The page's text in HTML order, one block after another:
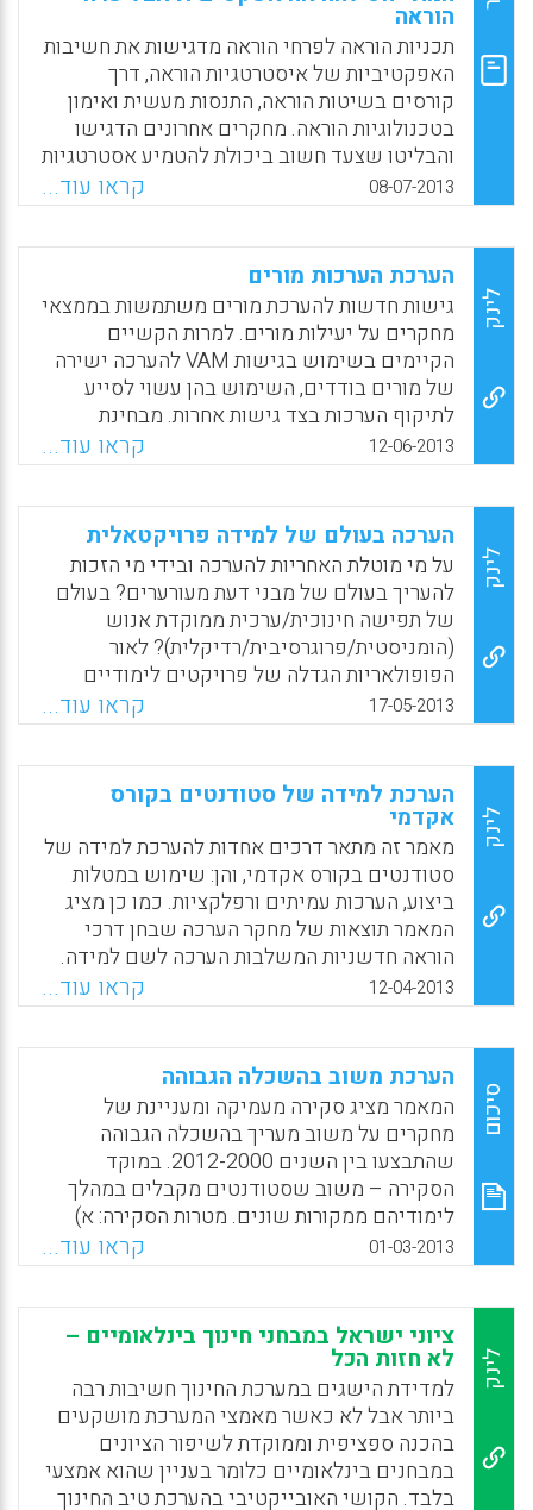
WhatsApp
Facebook
Email
X הוראה
תכניות הוראה לפרחי הוראה מדגישות את חשיבות
האפקטיביות של איסטרטגיות הוראה, דרך
קורסים בשיטות הוראה, התנסות מעשית ואימון
בטכנולוגיות הוראה. מחקרים אחרונים הדגישו
והבליטו שצעד חשוב ביכולת להטמיע אסטרטגיות
הוראה אפקטיביות היא היכולת לזהות את ההוראה
האפקטיבית הזאת במורים אחרים. המידה שפרחי
הוראה יכולים להפנים ולאמץ איסטרטגיות הוראה
לשימושם הפרטי הינה בעלת השפעת מפתח
להצלחתם העתידית בכיתה. מחקר זה מחפש
להבין את האפקטיביות של הטמעת הערכה
סטנדרטית המבוססת על וידאו בתכניות הכשרת
מורים לצורך הערכת יכולת של פרחי הוראה לזהות
התנסויות הוראה אפקטיביות. ( Wiens, Peter D.;
Hessberg, Kevin; LoCasale-Crouch,
Jennifer; DeCoster, Jamie ).
WhatsApp
Facebook
Email
X
08-07-2013 קראו עוד...
לינק
הערכת הערכות מורים
גישות חדשות להערכת מורים משתמשות בממצאי
מחקרים על יעילות מורים. למרות הקשיים
הקיימים בשימוש בגישות VAM להערכה ישירה
של מורים בודדים, השימוש בהן עשוי לסייע
לתיקוף הערכות בצד גישות אחרות. מבחינת
הנושא משתמע שראוי להימנע מה- VAM לצורך
קבלת החלטות עתירות סיכון ברמה אינדיווידואלית
ביחס למורים, בתי ספר או תלמידים. בה במידה
ניתן להצביע על כלי הערכה שנמצאו הן כמנבאים
תוצאות למידת תלמידים והן – למידת מורים כולל
תהליכי הערכה מבוססי סטנדרטים. שימוש
במאפיינים כנ"ל עשוי להפוך את תהליכי הערכת
המורים להיות חלק שימושי יותר בפיתוח הון
אנושי יעיל בהוראה, חלק הנותן מידע מדויק על
מורים, משוב מסייע והחלטות מבוססות ( Darling-
Hammond L ).
WhatsApp
Facebook
Email
X
12-06-2013 קראו עוד...
לינק
הערכה בעולם של למידה פרויקטאלית
על מי מוטלת האחריות להערכה ובידי מי הזכות
להעריך בעולם של מבני דעת מעורערים? בעולם
של תפישה חינוכית/ערכית ממוקדת אנוש
(הומניסטית/פרוגרסיבית/רדיקלית)? לאור
הפופולאריות הגדלה של פרויקטים לימודיים
שתוצרם מארז מופק בכלים טכנולוגיים (אתר,
בלוג, מאגר מידע, משחק למידה, סרטון אנימציה,
סרטון וידאו ועוד), צומחת לה הזדמנות ליישום
מודל הערכה חדש – מחקר שימושיות (Usability
Study). עיקר האתגר הוא בתכנון משימות
משמעותיות שירכזו לתוכן תוכן ואנרגיה בתמהיל
מעורר מספיק בכדי להניע את הלומד לרצות לעצב
ולהפיק אותן, או לפחות לבצע אותן ( חנן יניב) .
WhatsApp
Facebook
Email
X
17-05-2013 קראו עוד...
לינק
הערכת למידה של סטודנטים בקורס
אקדמי
מאמר זה מתאר דרכים אחדות להערכת למידה של
סטודנטים בקורס אקדמי, והן: שימוש במטלות
ביצוע, הערכות עמיתים ורפלקציות. כמו כן מציג
המאמר תוצאות של מחקר הערכה שבחן דרכי
הוראה חדשניות המשלבות הערכה לשם למידה.
המחקר מצא כי דרכי ההערכה בקורס מקדמות
להבנת הנלמד מהיבטים מגוונים (מיה
קאליר-מירב, ואילת ברעם-צברי, הטכניון) .
WhatsApp
Facebook
Email
X
12-04-2013 קראו עוד...
סיכום
הערכת משוב בהשכלה הגבוהה
המאמר מציג סקירה מעמיקה ומעניינת של
מחקרים על משוב מעריך בהשכלה הגבוהה
שהתבצעו בין השנים 2012-2000. במוקד
הסקירה – משוב שסטודנטים מקבלים במהלך
לימודיהם ממקורות שונים. מטרות הסקירה: א)
לבחון את אופי המשוב המעריך בהשכלה הגבוהה
באמצעות סקירה שיטתית של הספרות, ב) לזהות
ולדון בתמות ובשיח דומיננטיים ולשקול פערים
בתוך הספרות המחקרית, ג) לחקור את הרעיון של
"פער המשוב" (feedback gap), ד) לדון
בהשתמעויות למחקר ולמעשה עתידיים (Carol
Evans).
WhatsApp
Facebook
Email
X
01-03-2013 קראו עוד...
לינק
ציוני ישראל במבחני חינוך בינלאומיים –
לא חזות הכל
למדידת הישגים במערכת החינוך חשיבות רבה
ביותר אבל לא כאשר מאמצי המערכת מושקעים
בהכנה ספציפית וממוקדת לשיפור הציונים
במבחנים בינלאומיים כלומר בעניין שהוא אמצעי
בלבד. הקושי האובייקטיבי בהערכת טיב החינוך